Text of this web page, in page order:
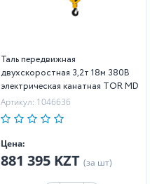
Таль передвижная
двухскоростная 3,2т 18м 380В
электрическая канатная TOR MD
Артикул: 1046636
Цена:
881 395 KZT (за шт)